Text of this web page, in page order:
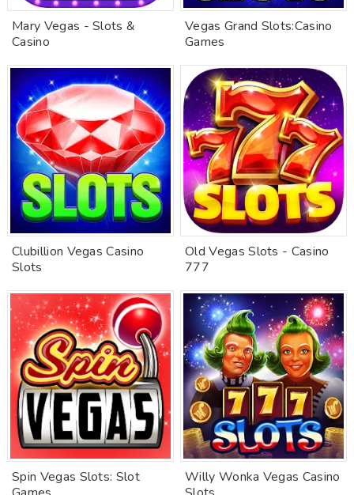
Mary Vegas - Slots &
Casino
Vegas Grand Slots:Casino
Games
Clubillion Vegas Casino
Slots
Old Vegas Slots - Casino
777
Spin Vegas Slots: Slot
Willy Wonka Vegas Casino